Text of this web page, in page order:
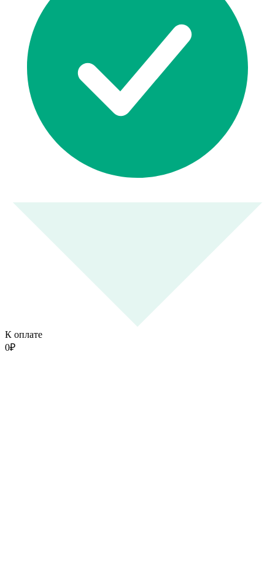
К оплате
0₽